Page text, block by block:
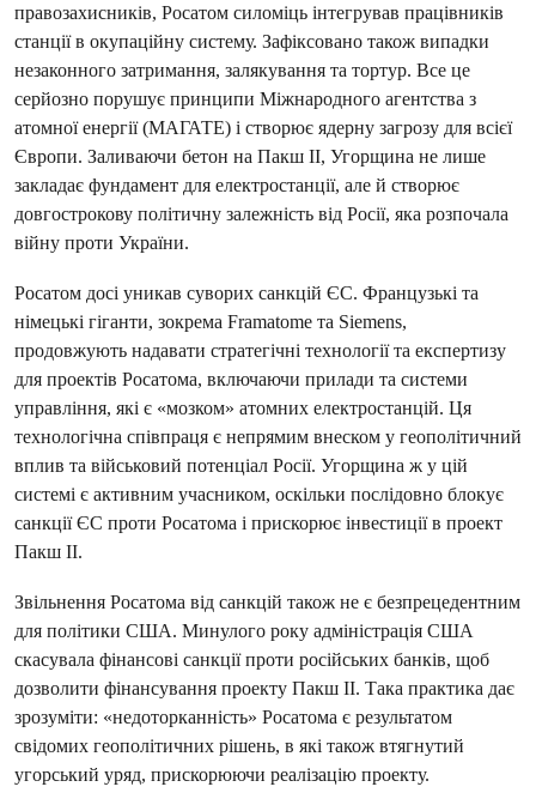
правозахисників, Росатом силоміць інтегрував працівників
станції в окупаційну систему. Зафіксовано також випадки
незаконного затримання, залякування та тортур. Все це
серйозно порушує принципи Міжнародного агентства з
атомної енергії (МАГАТЕ) і створює ядерну загрозу для всієї
Європи. Заливаючи бетон на Пакш II, Угорщина не лише
закладає фундамент для електростанції, але й створює
довгострокову політичну залежність від Росії, яка розпочала
війну проти України.
Росатом досі уникав суворих санкцій ЄС. Французькі та
німецькі гіганти, зокрема Framatome та Siemens,
продовжують надавати стратегічні технології та експертизу
для проектів Росатома, включаючи прилади та системи
управління, які є «мозком» атомних електростанцій. Ця
технологічна співпраця є непрямим внеском у геополітичний
вплив та військовий потенціал Росії. Угорщина ж у цій
системі є активним учасником, оскільки послідовно блокує
санкції ЄС проти Росатома і прискорює інвестиції в проект
Пакш II.
Звільнення Росатома від санкцій також не є безпрецедентним
для політики США. Минулого року адміністрація США
скасувала фінансові санкції проти російських банків, щоб
дозволити фінансування проекту Пакш II. Така практика дає
зрозуміти: «недоторканність» Росатома є результатом
свідомих геополітичних рішень, в які також втягнутий
угорський уряд, прискорюючи реалізацію проекту.